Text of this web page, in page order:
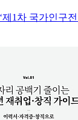
제1차 국가인구